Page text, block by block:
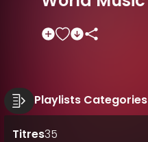
Playlists Categories
35
Titres